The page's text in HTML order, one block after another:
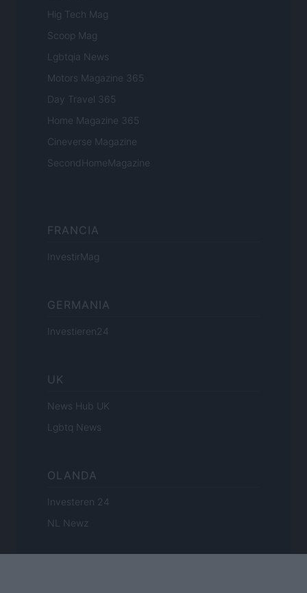
Hig Tech Mag
Scoop Mag
Lgbtqia News
Motors Magazine 365
Day Travel 365
Home Magazine 365
Cineverse Magazine
SecondHomeMagazine
FRANCIA
InvestirMag
GERMANIA
Investieren24
UK
News Hub UK
Lgbtq News
OLANDA
Investeren 24
NL Newz